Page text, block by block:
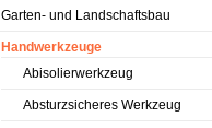
Garten- und Landschaftsbau
Handwerkzeuge
Abisolierwerkzeug
Absturzsicheres Werkzeug